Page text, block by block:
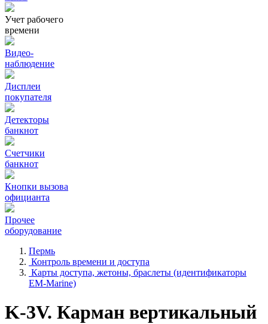
Учет рабочего
времени
Видео‑
наблюдение
Дисплеи
покупателя
Детекторы
банкнот
Счетчики
банкнот
Кнопки вызова
официанта
Прочее
оборудование
Пермь
Контроль времени и доступа
Карты доступа, жетоны, браслеты (идентификаторы
EM-Marine)
K-3V. Карман вертикальный